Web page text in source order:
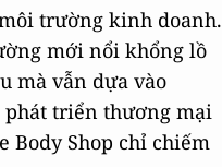
trường kinh doanh.
mới nổi khổng lồ
mà vẫn dựa vào
phát triển thương mại
Body Shop chỉ chiếm